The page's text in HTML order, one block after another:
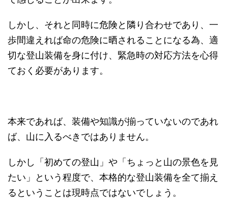
しかし、それと同時に危険と隣り合わせであり、一
歩間違えれば命の危険に晒されることになる為、適
切な登山装備を身に付け、緊急時の対応方法を心得
ておく必要があります。
本来であれば、装備や知識が揃っていないのであれ
ば、山に入るべきではありません。
しかし「初めての登山」や「ちょっと山の景色を見
たい」という程度で、本格的な登山装備を全て揃え
るということは現時点ではないでしょう。